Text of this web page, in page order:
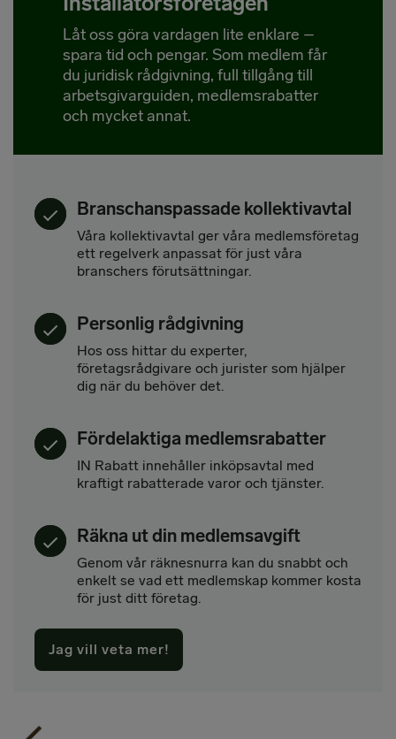
Låt oss göra vardagen lite enklare –
spara tid och pengar. Som medlem får
du juridisk rådgivning, full tillgång till
arbetsgivarguiden, medlemsrabatter
och mycket annat.
Branschanspassade kollektivavtal
Våra kollektivavtal ger våra medlemsföretag
ett regelverk anpassat för just våra
branschers förutsättningar.
Personlig rådgivning
Hos oss hittar du experter,
företagsrådgivare och jurister som hjälper
dig när du behöver det.
Fördelaktiga medlemsrabatter
IN Rabatt innehåller inköpsavtal med
kraftigt rabatterade varor och tjänster.
Räkna ut din medlemsavgift
Genom vår räknesnurra kan du snabbt och
enkelt se vad ett medlemskap kommer kosta
för just ditt företag.
Jag vill veta mer!